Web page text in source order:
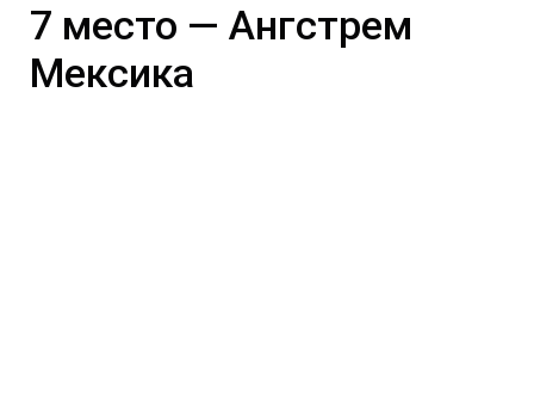
7 место — Ангстрем
Мексика